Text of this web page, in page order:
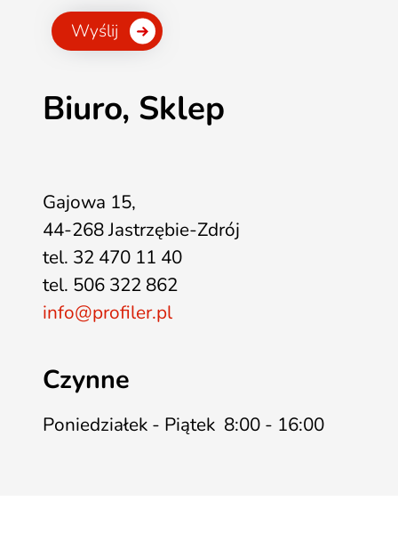
Wyślij
Biuro, Sklep
Gajowa 15,
44-268 Jastrzębie-Zdrój
tel. 32 470 11 40
tel. 506 322 862
info@profiler.pl
Czynne
Poniedziałek - Piątek 8:00 - 16:00